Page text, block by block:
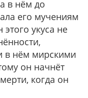
в нём до
его мучениям
укуса не
в нём мирскими
он начнёт
когда он